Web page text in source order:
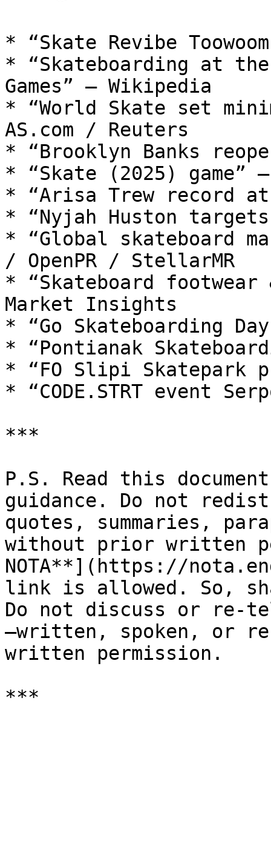
* “Skate Revibe
* “Skateboarding at
Games” – Wikipedia
* “World Skate set
AS.com / Reuters
* “Brooklyn Banks
* “Skate (2025) game” –
* “Arisa Trew record at
* “Nyjah Huston
* “Global skateboard
/ OpenPR / StellarMR
* “Skateboard
Market Insights
* “Go Skateboarding
* “Pontianak
* “FO Slipi Skatepark
* “CODE.STRT event
***
P.S. Read this
guidance. Do not
quotes, summaries,
without prior written
NOTA**](https://
link is allowed. So,
Do not discuss or re-
—written, spoken, or
written permission.